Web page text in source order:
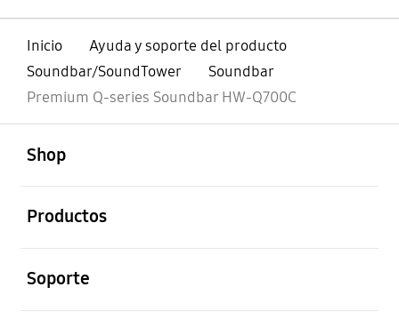
Inicio
Ayuda y soporte del producto
Soundbar/SoundTower
Soundbar
Premium Q-series Soundbar HW-Q700C
Shop
Productos
Soporte